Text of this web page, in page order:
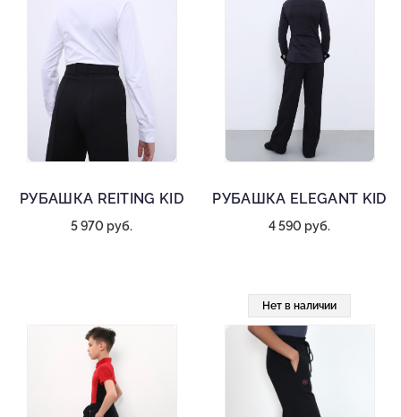
РУБАШКА REITING KID
5 970 руб.
РУБАШКА ELEGANT KID
4 590 руб.
Нет в наличии